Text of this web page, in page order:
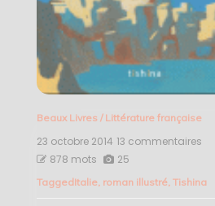
Beaux Livres / Littérature française
23 octobre 2014 13 commentaires
des
878 mots 25
TaggedItalie, roman illustré Tishina